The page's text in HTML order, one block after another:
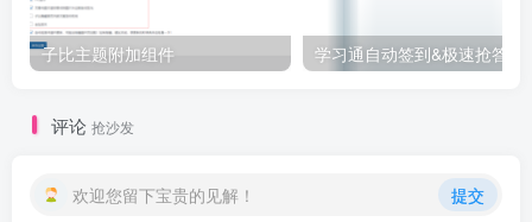
子比主题附加组件
评论 抢沙发
欢迎您留下宝贵的见解！ 提交